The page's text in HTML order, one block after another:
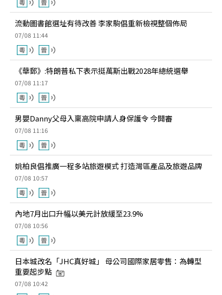
流動圖書館選址有待改善 李家駒倡重新檢視整個佈局
07/08 11:44
《華郵》:特朗普私下表示挺萬斯出戰2028年總統選舉
07/08 11:17
男嬰Danny父母入稟高院申請人身保護令 今開審
07/08 11:16
姚柏良倡推廣一程多站旅遊模式 打造灣區產品及旅遊品牌
07/08 10:57
內地7月出口升幅以美元計放緩至23.9%
07/08 10:56
日本城改名「JHC真好城」 母公司國際家居零售：為轉型
重要起步點
07/08 10:42